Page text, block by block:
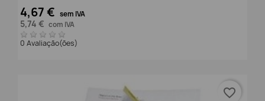
4,67 € sem IVA
5,74 € com IVA
0 Avaliação(ões)
favorite_border